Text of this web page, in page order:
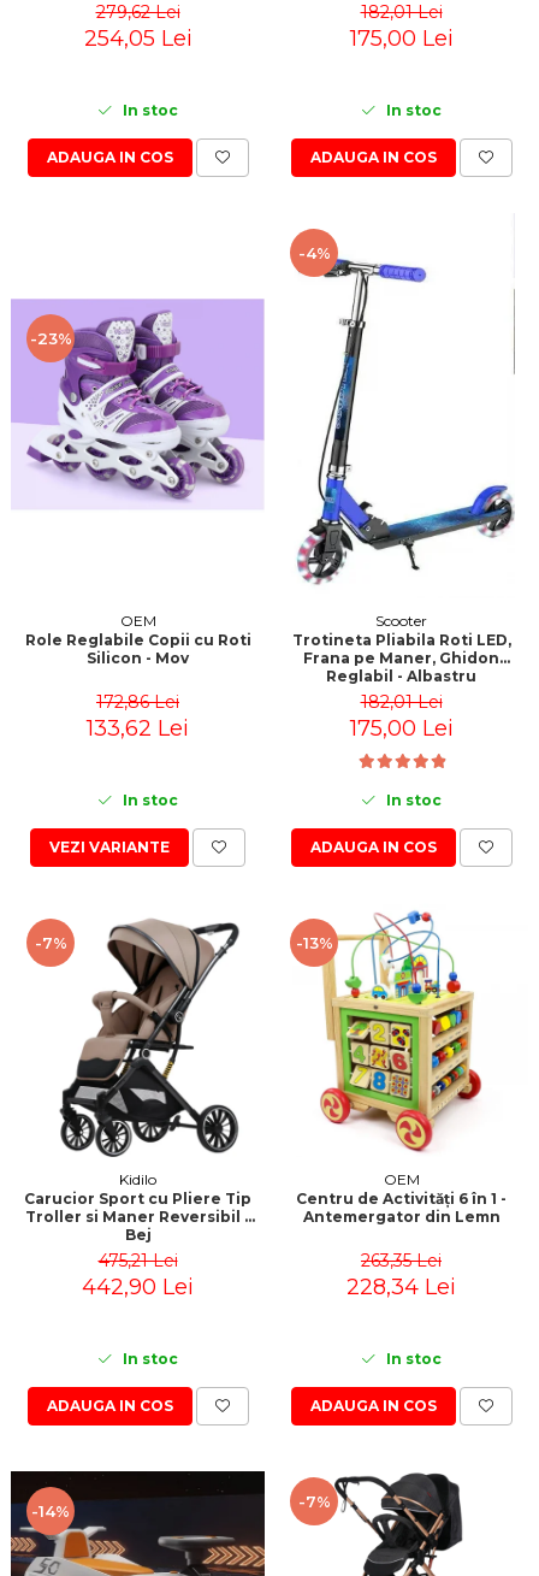
279,62 Lei
254,05 Lei
In stoc
ADAUGA IN COS
182,01 Lei
175,00 Lei
In stoc
ADAUGA IN COS
-23%
OEM
Role Reglabile Copii cu Roti
Silicon - Mov
172,86 Lei
133,62 Lei
In stoc
VEZI VARIANTE
-4%
Scooter
Trotineta Pliabila Roti LED,
Frana pe Maner, Ghidon
Reglabil - Albastru
182,01 Lei
175,00 Lei
In stoc
ADAUGA IN COS
-7%
Kidilo
Carucior Sport cu Pliere Tip
Troller si Maner Reversibil -
Bej
475,21 Lei
442,90 Lei
In stoc
ADAUGA IN COS
-13%
OEM
Centru de Activități 6 în 1 -
Antemergator din Lemn
263,35 Lei
228,34 Lei
In stoc
ADAUGA IN COS
-14% -7%